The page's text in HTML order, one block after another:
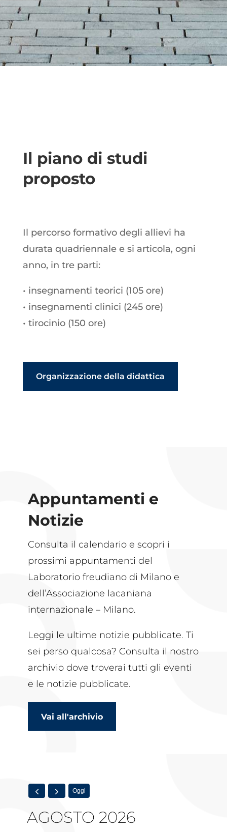
Il piano di studi
proposto
Il percorso formativo degli allievi ha
durata quadriennale e si articola, ogni
anno, in tre parti:
• insegnamenti teorici (105 ore)
• insegnamenti clinici (245 ore)
• tirocinio (150 ore)
Organizzazione della didattica
Appuntamenti e
Notizie
Consulta il calendario e scopri i
prossimi appuntamenti del
Laboratorio freudiano di Milano e
dell’Associazione lacaniana
internazionale – Milano.
Leggi le ultime notizie pubblicate. Ti
sei perso qualcosa? Consulta il nostro
archivio dove troverai tutti gli eventi
e le notizie pubblicate.
Vai all'archivio
Oggi
AGOSTO 2026